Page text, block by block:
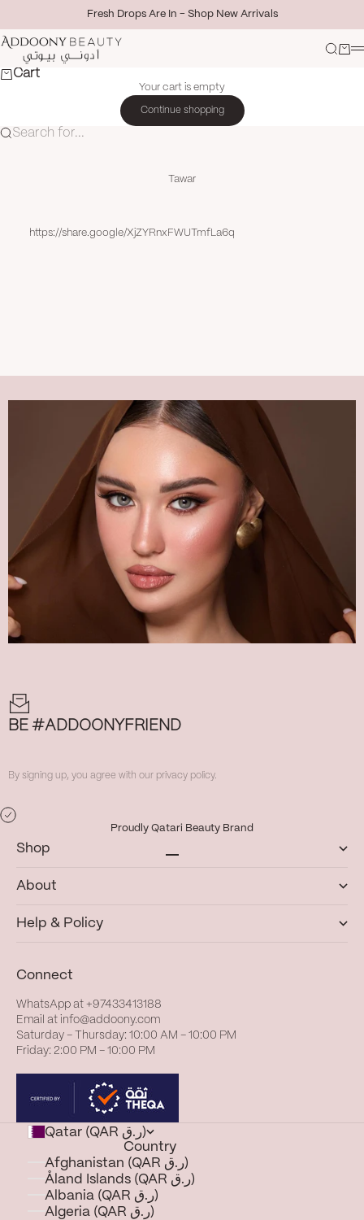
Fresh Drops Are In - Shop New Arrivals
Addoony Beauty
Search
Cart
Cart
Your cart is empty
Continue shopping
Search for...
Tawar
https://share.google/XjZYRnxFWUTmfLa6q
BE #ADDOONYFRIEND
By signing up, you agree with our privacy policy.
Proudly Qatari Beauty Brand
Shop
About
Help & Policy
Connect
WhatsApp at +97433413188
Email at info@addoony.com
Saturday – Thursday: 10:00 AM – 10:00 PM
Friday: 2:00 PM – 10:00 PM
Qatar (QAR ر.ق)
Country
Afghanistan (QAR ر.ق)
Åland Islands (QAR ر.ق)
Albania (QAR ر.ق)
Algeria (QAR ر.ق)